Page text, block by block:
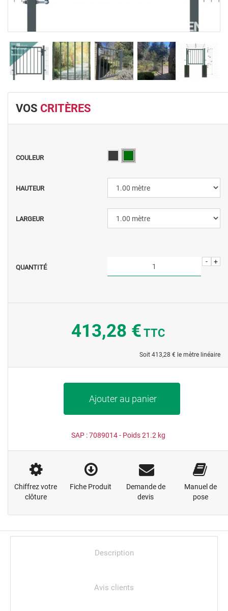
VOS CRITÈRES
COULEUR
HAUTEUR
LARGEUR
QUANTITÉ
+
-
413,28 € TTC
Soit 413,28 € le mètre linéaire
Ajouter au panier
SAP :7089014- Poids21.2kg
Chiffrez votre
clôture
Fiche Produit
Demande de
devis
Manuel de
pose
Description
Avis clients